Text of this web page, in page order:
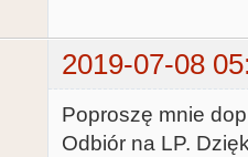
2019-07-08
Poproszę mnie
Odbiór na LP.